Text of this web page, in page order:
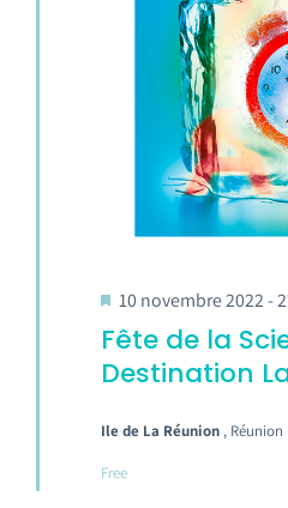
10 novembre 2022-
Fête de la
Destination
Ile de La Réunion , Réunion
Free